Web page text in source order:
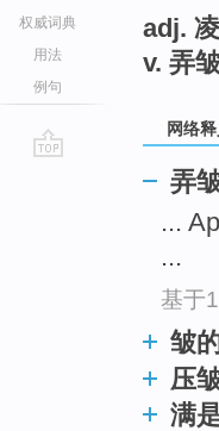
权威词典
用法
例句
adj.
v. 弄
网络释
弄
...
...
基于
皱
压
满